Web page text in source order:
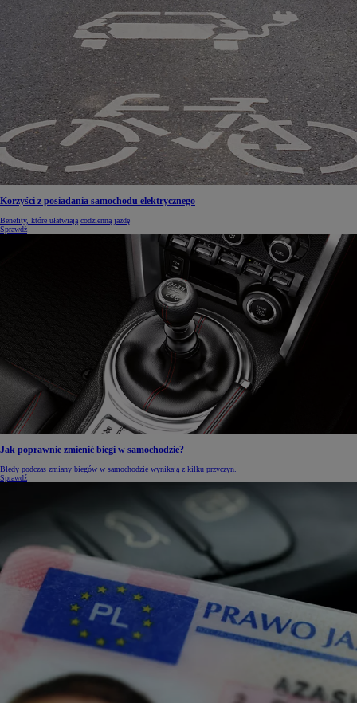
Korzyści z posiadania samochodu elektrycznego
Benefity, które ułatwiają codzienną jazdę
Sprawdź
Jak poprawnie zmienić biegi w samochodzie?
Błędy podczas zmiany biegów w samochodzie wynikają z kilku przyczyn.
Sprawdź